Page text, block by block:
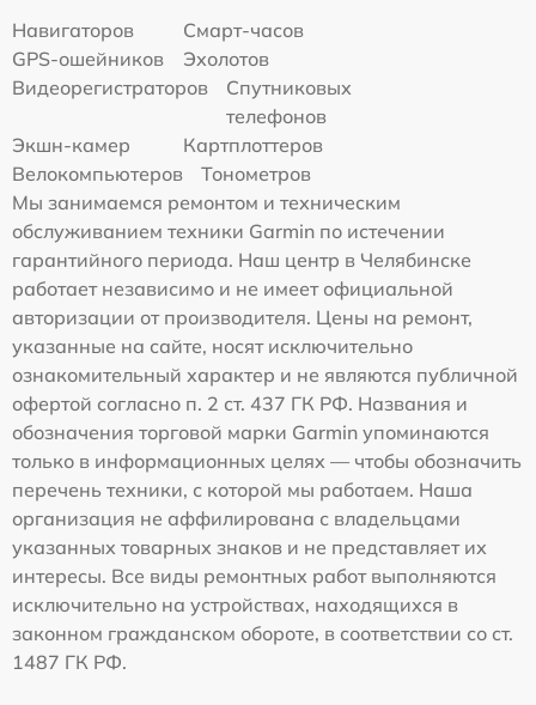
Навигаторов
Смарт-часов
GPS-ошейников
Эхолотов
Видеорегистраторов
Спутниковых
телефонов
Экшн-камер
Картплоттеров
Велокомпьютеров
Тонометров
Мы занимаемся ремонтом и техническим
обслуживанием техники Garmin по истечении
гарантийного периода. Наш центр в Челябинске
работает независимо и не имеет официальной
авторизации от производителя. Цены на ремонт,
указанные на сайте, носят исключительно
ознакомительный характер и не являются публичной
офертой согласно п. 2 ст. 437 ГК РФ. Названия и
обозначения торговой марки Garmin упоминаются
только в информационных целях — чтобы обозначить
перечень техники, с которой мы работаем. Наша
организация не аффилирована с владельцами
указанных товарных знаков и не представляет их
интересы. Все виды ремонтных работ выполняются
исключительно на устройствах, находящихся в
законном гражданском обороте, в соответствии со ст.
1487 ГК РФ.